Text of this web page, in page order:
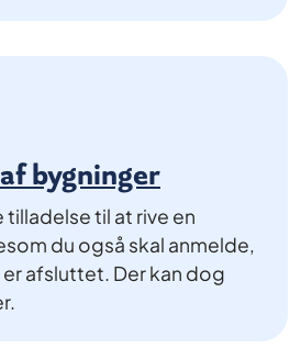
bygninger
tilladelse til at rive en
du også skal anmelde,
afsluttet. Der kan dog